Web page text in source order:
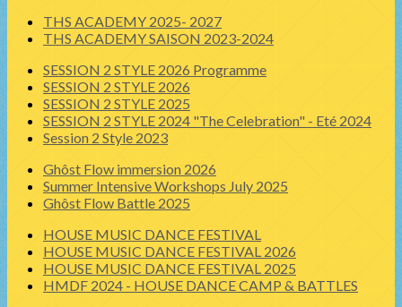
THS ACADEMY 2025- 2027
THS ACADEMY SAISON 2023-2024
SESSION 2 STYLE 2026 Programme
SESSION 2 STYLE 2026
SESSION 2 STYLE 2025
SESSION 2 STYLE 2024 "The Celebration" - Eté 2024
Session 2 Style 2023
Ghôst Flow immersion 2026
Summer Intensive Workshops July 2025
Ghôst Flow Battle 2025
HOUSE MUSIC DANCE FESTIVAL
HOUSE MUSIC DANCE FESTIVAL 2026
HOUSE MUSIC DANCE FESTIVAL 2025
HMDF 2024 - HOUSE DANCE CAMP & BATTLES